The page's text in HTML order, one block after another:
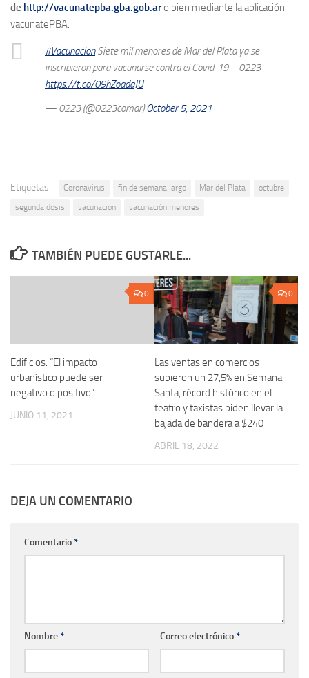
de http://vacunatepba.gba.gob.aro bien mediante la aplicación
vacunatePBA.
#VacunacionSiete mil menores de Mar del Plata ya se
inscribieron para vacunarse contra el Covid-19 – 0223
https://t.co/09hZoadaJU
— 0223 (@0223comar)October 5, 2021
Etiquetas: Coronavirus fin de semana largo Mar del Plata
octubre
segunda dosis
vacunacion vacunación menores
TAMBIÉN PUEDE GUSTARLE...
0
Edificios: “El impacto
urbanístico puede ser
negativo o positivo”
JUNIO 11, 2021
0
Las ventas en comercios
subieron un 27,5% en Semana
Santa, récord histórico en el
teatro y taxistas piden llevar la
bajada de bandera a $240
ABRIL 18, 2022
DEJA UN COMENTARIO
Comentario*
Nombre* Correo electrónico*